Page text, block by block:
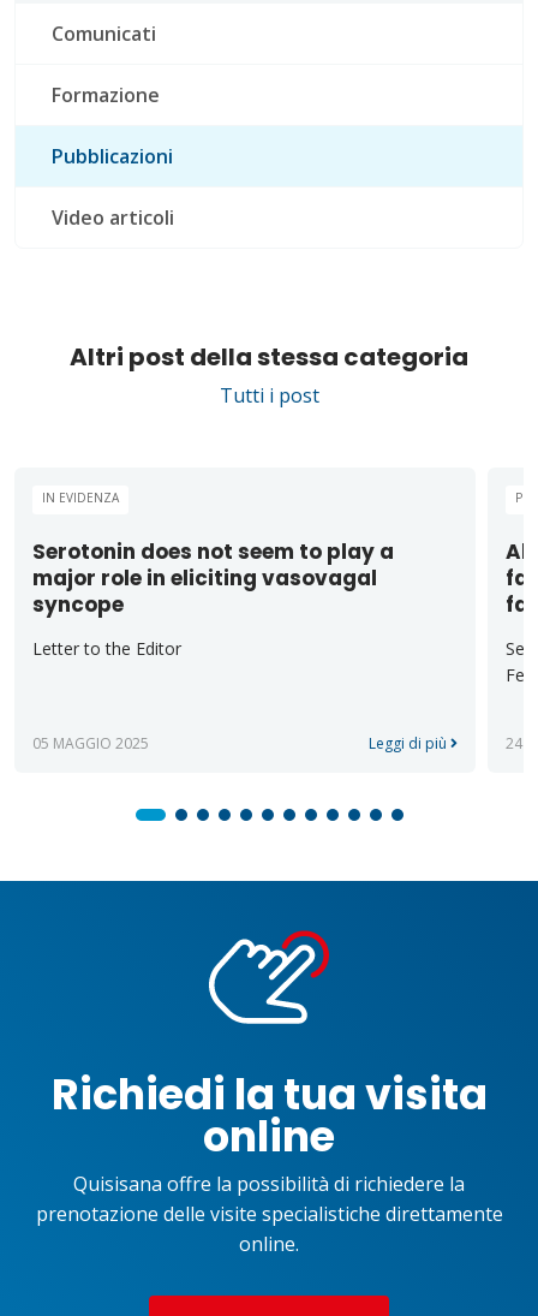
Comunicati
Formazione
Pubblicazioni
Video articoli
Altri post della stessa categoria
Tutti i post
IN EVIDENZA
Serotonin does not seem to play a
major role in eliciting vasovagal
syncope
Letter to the Editor
05 MAGGIO 2025 Leggi di più 24
Richiedi la tua visita
online
Quisisana offre la possibilità di richiedere la
prenotazione delle visite specialistiche direttamente
online.